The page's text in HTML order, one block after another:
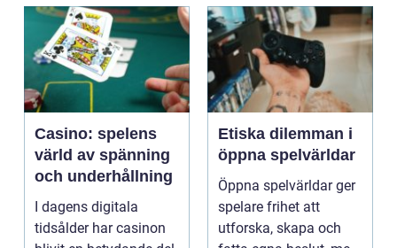
Casino: spelens
värld av spänning
och underhållning
I dagens digitala
tidsålder har casinon
Etiska dilemman i
öppna spelvärldar
Öppna spelvärldar ger
spelare frihet att
utforska, skapa och